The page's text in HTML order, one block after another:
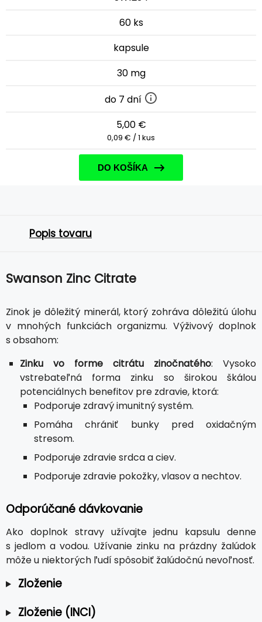
60 ks
kapsule
30 mg
do 7 dní
5,00 €
0,09 € / 1 kus
DO KOŠÍKA
Popis tovaru
Swanson Zinc Citrate
Zinok je dôležitý minerál, ktorý zohráva dôležitú úlohu
v mnohých funkciách organizmu. Výživový doplnok
s obsahom:
Zinku vo forme citrátu zinočnatého: Vysoko
vstrebateľná forma zinku so širokou škálou
potenciálnych benefitov pre zdravie, ktorá:
Podporuje zdravý imunitný systém.
Pomáha chrániť bunky pred oxidačným
stresom.
Podporuje zdravie srdca a ciev.
Podporuje zdravie pokožky, vlasov a nechtov.
Odporúčané dávkovanie
Ako doplnok stravy užívajte jednu kapsulu denne
s jedlom a vodou. Užívanie zinku na prázdny žalúdok
môže u niektorých ľudí spôsobiť žalúdočnú nevoľnosť.
Zloženie
Zloženie (INCI)